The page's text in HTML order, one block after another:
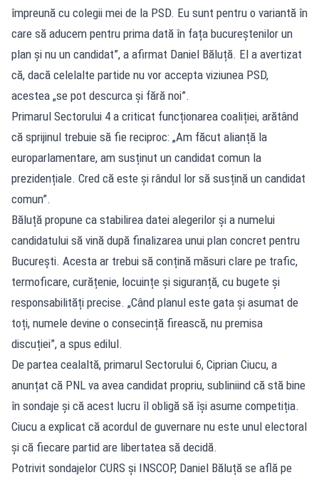
împreună cu colegii mei de la PSD. Eu sunt pentru o variantă în
care să aducem pentru prima dată în fața bucureștenilor un
plan și nu un candidat”, a afirmat Daniel Băluță. El a avertizat
că, dacă celelalte partide nu vor accepta viziunea PSD,
acestea „se pot descurca și fără noi”.
Primarul Sectorului 4 a criticat funcționarea coaliției, arătând
că sprijinul trebuie să fie reciproc: „Am făcut alianță la
europarlamentare, am susținut un candidat comun la
prezidențiale. Cred că este și rândul lor să susțină un candidat
comun”.
Băluță propune ca stabilirea datei alegerilor și a numelui
candidatului să vină după finalizarea unui plan concret pentru
București. Acesta ar trebui să conțină măsuri clare pe trafic,
termoficare, curățenie, locuințe și siguranță, cu bugete și
responsabilități precise. „Când planul este gata și asumat de
toți, numele devine o consecință firească, nu premisa
discuției”, a spus edilul.
De partea cealaltă, primarul Sectorului 6, Ciprian Ciucu, a
anunțat că PNL va avea candidat propriu, subliniind că stă bine
în sondaje și că acest lucru îl obligă să își asume competiția.
Ciucu a explicat că acordul de guvernare nu este unul electoral
și că fiecare partid are libertatea să decidă.
Potrivit sondajelor CURS și INSCOP, Daniel Băluță se află pe